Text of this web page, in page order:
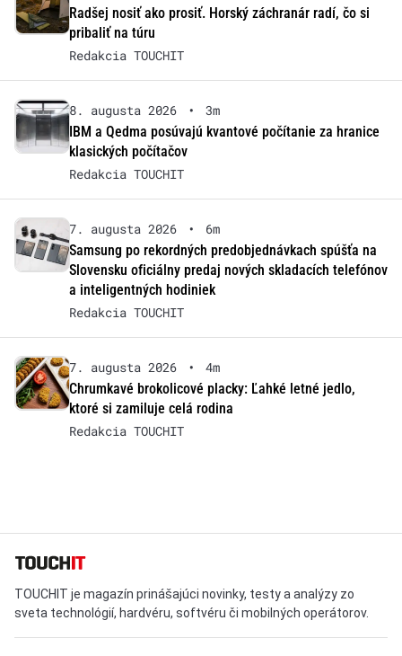
Radšej nosiť ako prosiť. Horský záchranár radí, čo si
pribaliť na túru
Redakcia TOUCHIT
8. augusta 2026 •
3m
IBM a Qedma posúvajú kvantové počítanie za hranice
klasických počítačov
Redakcia TOUCHIT
7. augusta 2026 •
6m
Samsung po rekordných predobjednávkach spúšťa na
Slovensku oficiálny predaj nových skladacích telefónov
a inteligentných hodiniek
Redakcia TOUCHIT
7. augusta 2026 •
4m
Chrumkavé brokolicové placky: Ľahké letné jedlo,
ktoré si zamiluje celá rodina
Redakcia TOUCHIT
TOUCHIT je magazín prinášajúci novinky, testy a analýzy zo
sveta technológií, hardvéru, softvéru či mobilných operátorov.